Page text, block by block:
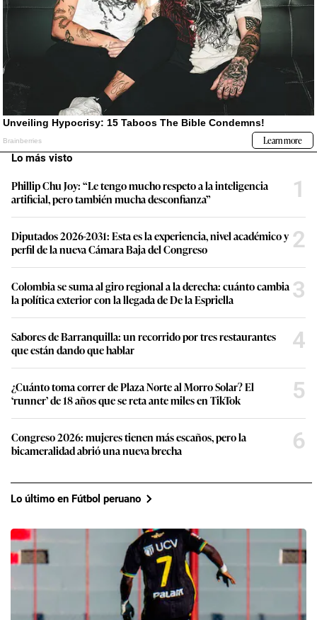
Lo más visto
Phillip Chu Joy: “Le tengo mucho respeto a la inteligencia
artificial, pero también mucha desconfianza”
1
Diputados 2026-2031: Esta es la experiencia, nivel académico y
perfil de la nueva Cámara Baja del Congreso
2
Colombia se suma al giro regional a la derecha: cuánto cambia
la política exterior con la llegada de De la Espriella
3
Sabores de Barranquilla: un recorrido por tres restaurantes
que están dando que hablar
4
¿Cuánto toma correr de Plaza Norte al Morro Solar? El
‘runner’ de 18 años que se reta ante miles en TikTok
5
Congreso 2026: mujeres tienen más escaños, pero la
bicameralidad abrió una nueva brecha
6
Lo último en Fútbol peruano